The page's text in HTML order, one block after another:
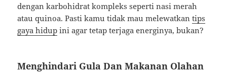
dengan karbohidrat kompleks seperti nasi merah
atau quinoa. Pasti kamu tidak mau melewatkantips
gaya hidup ini agar tetap terjaga energinya, bukan?
Menghindari Gula Dan Makanan Olahan